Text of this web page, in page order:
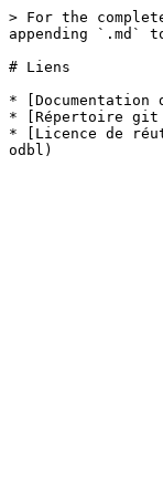
> For the
appending `.md`
# Liens
* [Documentation
* [Répertoire git
* [Licence de